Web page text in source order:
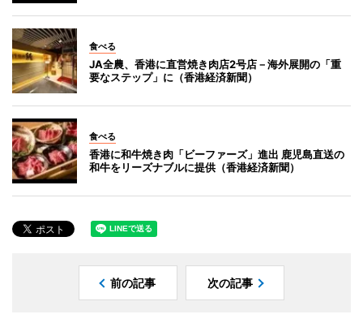
食べる
JA全農、香港に直営焼き肉店2号店－海外展開の「重
要なステップ」に（香港経済新聞）
食べる
香港に和牛焼き肉「ビーファーズ」進出 鹿児島直送の
和牛をリーズナブルに提供（香港経済新聞）
前の記事 次の記事